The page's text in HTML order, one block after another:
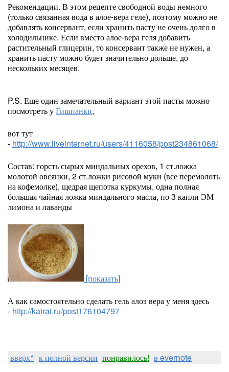
Рекомендации. В этом рецепте свободной воды немного
(только связанная вода в алое-вера геле), поэтому можно не
добавлять консервант, если хранить пасту не очень долго в
холодильнике. Если вместо алое-вера геля добавить
растительный глицерин, то консервант также не нужен, а
хранить пасту можно будет значительно дольше, до
нескольких месяцев.
P.S. Еще один замечательный вариант этой пасты можно
посмотреть уГишпанки,
вот тут
- http://www.liveinternet.ru/users/4116058/post234861068/
Состав: горсть сырых миндальных орехов, 1 ст.ложка
молотой овсянки, 2 ст.ложки рисовой муки (все перемолоть
на кофемолке), щедрая щепотка куркумы, одна полная
большая чайная ложка миндального масла, по 3 капли ЭМ
лимона и лаванды
[показать]
А как самостоятельно сделать гель алоэ вера у меня здесь
- http://katrai.ru/post176104797
вверх^ к полной версии понравилось! в evernote